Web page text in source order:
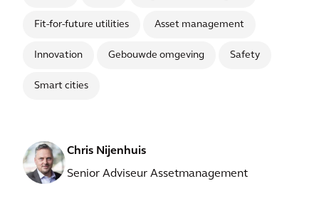
Fit-for-future utilities Asset management
Innovation Gebouwde omgeving Safety
Smart cities
Chris Nijenhuis
Senior Adviseur Assetmanagement